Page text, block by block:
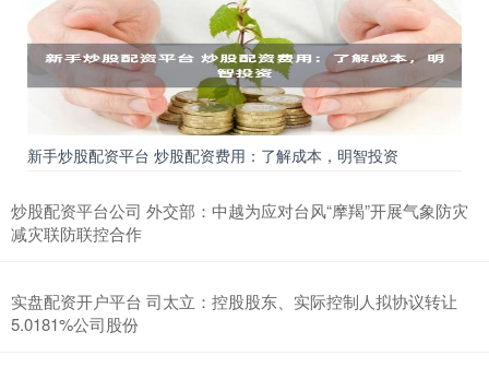
新手炒股配资平台 炒股配资费用：了解成本，明智投资
炒股配资平台公司 外交部：中越为应对台风“摩羯”开展气象防灾
减灾联防联控合作
实盘配资开户平台 司太立：控股股东、实际控制人拟协议转让
5.0181%公司股份